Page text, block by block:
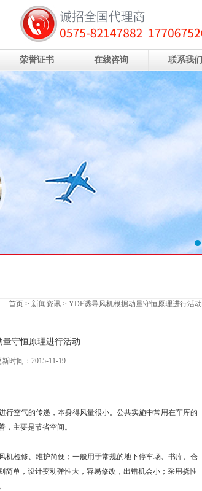
服务热线：0575-82695766
荣誉证书 在线咨询 联系我们
首页 > 新闻资讯 > YDF诱导风机根据动量守恒原理进行活动
守恒原理进行活动
时间：2015-11-19
行空气的传递，本身得风量很小。公共实施中常用在车库的
主要是节省空间。
检修、维护简便；一般用于常规的地下停车场、书库、仓
单，设计变动弹性大，容易修改，出错机会小；采用挠性